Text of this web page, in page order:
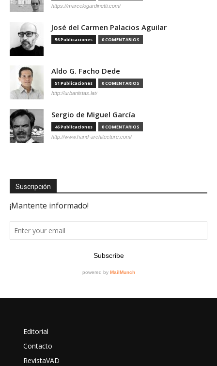
https://marcelogardinetti.com/
José del Carmen Palacios Aguilar
56 Publicaciones 0 COMENTARIOS
Aldo G. Facho Dede
51 Publicaciones 0 COMENTARIOS
http://urbanistas.lat/
Sergio de Miguel García
46 Publicaciones 0 COMENTARIOS
http://www.hand-architecture.com/
Suscripción
Editorial
Contacto
RevistaVAD